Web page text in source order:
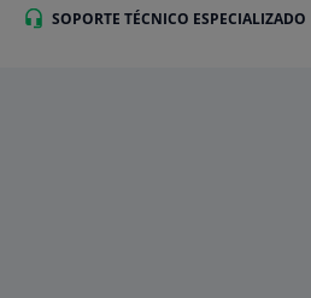
SOPORTE TÉCNICO ESPECIALIZADO